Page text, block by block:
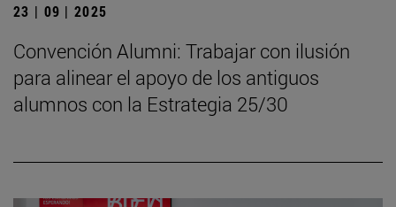
23 | 09 | 2025
Convención Alumni: Trabajar con ilusión
para alinear el apoyo de los antiguos
alumnos con la Estrategia 25/30